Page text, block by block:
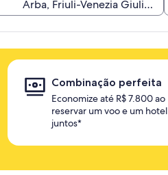
Combinação perfeita
Economize até R$ 7.800 ao
reservar um voo e um hotel
juntos*